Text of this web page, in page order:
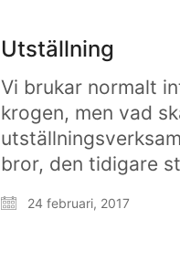
Utställning
Vi brukar normalt
krogen, men vad
bror, den tidigare
24 februari, 2017